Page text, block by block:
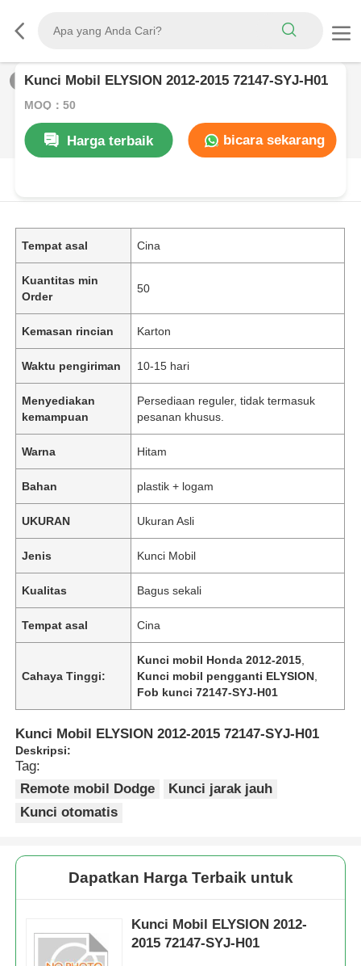
/0
Kunci Mobil ELYSION 2012-2015 72147-SYJ-H01
MOQ：50
Harga terbaik bicara sekarang
Tempat asal Cina
Kuantitas min
Order
50
Kemasan rincian Karton
Waktu pengiriman 10-15 hari
Menyediakan
kemampuan
Persediaan reguler, tidak termasuk
pesanan khusus.
Warna Hitam
Bahan plastik + logam
UKURAN Ukuran Asli
Jenis Kunci Mobil
Kualitas Bagus sekali
Tempat asal Cina
Cahaya Tinggi:
Kunci mobil Honda 2012-2015
Kunci mobil pengganti ELYSION
Fob kunci 72147-SYJ-H01
Kunci Mobil ELYSION 2012-2015 72147-SYJ-H01
Deskripsi:
Tag:
Remote mobil Dodge
Kunci jarak jauh
Kunci otomatis
Dapatkan Harga Terbaik untuk
Kunci Mobil ELYSION 2012-
2015 72147-SYJ-H01